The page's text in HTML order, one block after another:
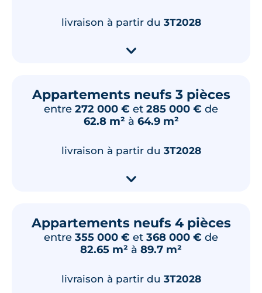
livraison à partir du 3T2028
▾
Appartements neufs 3 pièces
entre 272 000 € et 285 000 € de
62.8 m² à 64.9 m²
livraison à partir du 3T2028
▾
Appartements neufs 4 pièces
entre 355 000 € et 368 000 € de
82.65 m² à 89.7 m²
livraison à partir du 3T2028